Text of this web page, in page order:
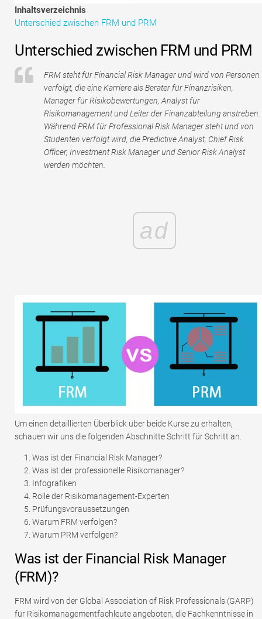
Tutorials zur Finanzmodellierung
Inhaltsverzeichnis
Unterschied zwischen FRM und PRM
Unterschied zwischen FRM und PRM
FRM steht für Financial Risk Manager und wird von Personen
verfolgt, die eine Karriere als Berater für Finanzrisiken,
Manager für Risikobewertungen, Analyst für
Risikomanagement und Leiter der Finanzabteilung anstreben.
Während PRM für Professional Risk Manager steht und von
Studenten verfolgt wird, die Predictive Analyst, Chief Risk
Officer, Investment Risk Manager und Senior Risk Analyst
werden möchten.
ad
Um einen detaillierten Überblick über beide Kurse zu erhalten,
schauen wir uns die folgenden Abschnitte Schritt für Schritt an.
Was ist der Financial Risk Manager?
Was ist der professionelle Risikomanager?
Infografiken
Rolle der Risikomanagement-Experten
Prüfungsvoraussetzungen
Warum FRM verfolgen?
Warum PRM verfolgen?
Was ist der Financial Risk Manager
(FRM)?
FRM wird von der Global Association of Risk Professionals (GARP)
für Risikomanagementfachleute angeboten, die Fachkenntnisse in